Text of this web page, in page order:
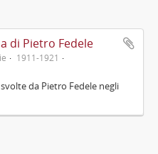
di Pietro Fedele
1911-1921
da Pietro Fedele negli